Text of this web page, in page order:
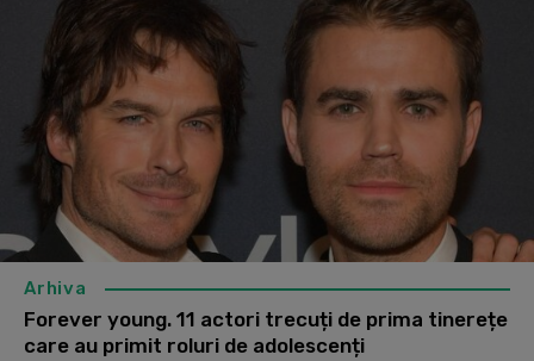
Arhiva
Forever young. 11 actori trecuți de prima tinerețe
care au primit roluri de adolescenți